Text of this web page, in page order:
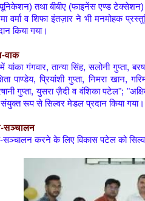
तथा बीबीए (फाइनेंस एण्ड टेक्सेशन) के
वर्मा व शिफा इंतज़ार ने भी मनमोहक
किया गया।
वाक
यांका गंगवार, तान्या सिंह, सलोनी गुप्ता,
पाण्डेय, प्रियांशी गुप्ता, निमरा
गुप्ता, युसरा ज़ैदी व वंशिका पटेल";
रूप से सिल्वर मेडल प्रदान किया गया।
सञ्चालन
करने के लिए विकास पटेल को